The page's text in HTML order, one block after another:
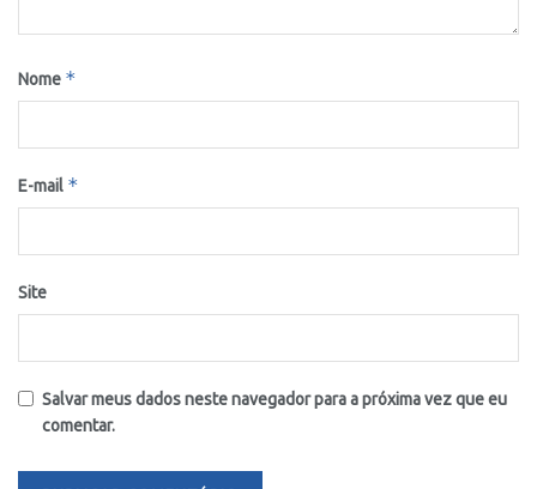
Nome *
E-mail *
Site
Salvar meus dados neste navegador para a próxima vez que eu
comentar.